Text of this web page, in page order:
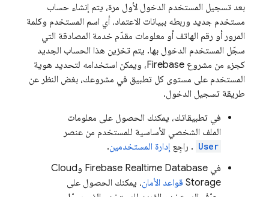
بعد تسجيل المستخدم الدخول لأول مرة، يتم إنشاء حساب
مستخدم جديد وربطه ببيانات الاعتماد، أي اسم المستخدم وكلمة
المرور أو رقم الهاتف أو معلومات مقدّم خدمة المصادقة التي
سجّل المستخدم الدخول بها. يتم تخزين هذا الحساب الجديد
كجزء من مشروع Firebase، ويمكن استخدامه لتحديد هوية
المستخدم على مستوى كل تطبيق في مشروعك، بغض النظر عن
طريقة تسجيل الدخول.
في تطبيقاتك، يمكنك الحصول على معلومات
الملف الشخصي الأساسية للمستخدم من عنصر
User . راجِع إدارة المستخدمين.
في Firebase Realtime Database وCloud
Storage قواعد الأمان، يمكنك الحصول على